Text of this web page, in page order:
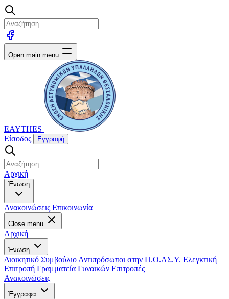
Open main menu
EAYTHES
Είσοδος
Εγγραφή
Αρχική
Ένωση
Ανακοινώσεις Επικοινωνία
Close menu
Αρχική
Ένωση
Διοικητικό Συμβούλιο Αντιπρόσωποι στην Π.Ο.ΑΣ.Υ. Ελεγκτική
Επιτροπή Γραμματεία Γυναικών Επιτροπές
Ανακοινώσεις
Έγγραφα